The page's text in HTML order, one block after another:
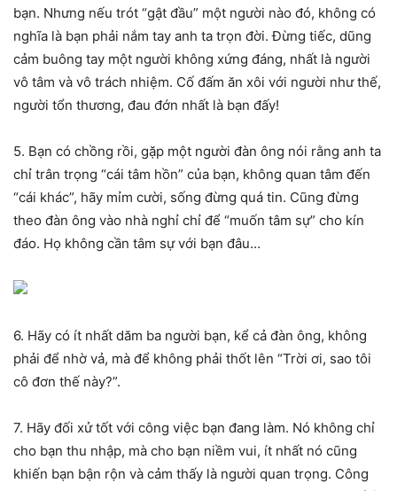
bạn. Nhưng nếu trót “gật đầu” một người nào đó, không có
nghĩa là bạn phải nắm tay anh ta trọn đời. Đừng tiếc, dũng
cảm buông tay một người không xứng đáng, nhất là người
vô tâm và vô trách nhiệm. Cố đấm ăn xôi với người như thế,
người tổn thương, đau đớn nhất là bạn đấy!
5. Bạn có chồng rồi, gặp một người đàn ông nói rằng anh ta
chỉ trân trọng “cái tâm hồn” của bạn, không quan tâm đến
“cái khác”, hãy mỉm cười, sống đừng quá tin. Cũng đừng
theo đàn ông vào nhà nghỉ chỉ để “muốn tâm sự” cho kín
đáo. Họ không cần tâm sự với bạn đâu…
6. Hãy có ít nhất dăm ba người bạn, kể cả đàn ông, không
phải để nhờ vả, mà để không phải thốt lên “Trời ơi, sao tôi
cô đơn thế này?”.
7. Hãy đối xử tốt với công việc bạn đang làm. Nó không chỉ
cho bạn thu nhập, mà cho bạn niềm vui, ít nhất nó cũng
khiến bạn bận rộn và cảm thấy là người quan trọng. Công